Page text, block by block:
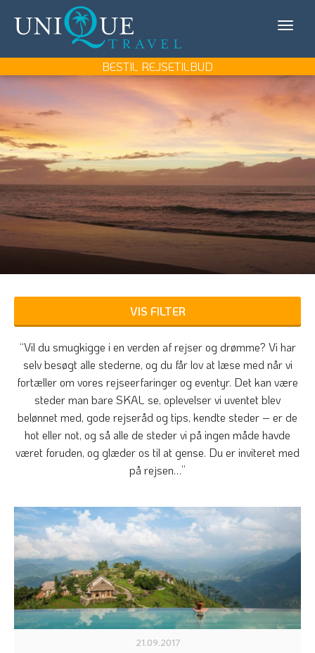
KONTAKT OS
MIN REJSE/LOG IN
Travel
BESTIL REJSETILBUD
REJSEMÅL
REJSETYPER
UDFLUGTER
UNIQUE TRAVEL
BOOK REJSEMØDE
BESTIL REJSETILBUD
VIS FILTER
“Vil du smugkigge i en verden af rejser og drømme? Vi har
selv besøgt alle stederne, og du får lov at læse med når vi
fortæller om vores rejseerfaringer og eventyr. Det kan være
steder man bare SKAL se, oplevelser vi uventet blev
belønnet med, gode rejseråd og tips, kendte steder – er de
hot eller not, og så alle de steder vi på ingen måde havde
været foruden, og glæder os til at gense. Du er inviteret med
på rejsen…”
21.09.2017